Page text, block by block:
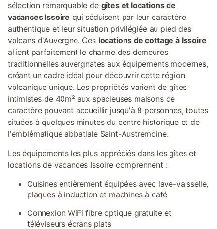
sélection remarquable de gîtes et locations de
vacances Issoire qui séduisent par leur caractère
authentique et leur situation privilégiée au pied des
volcans d'Auvergne. Ces locations de cottage à Issoire
allient parfaitement le charme des demeures
traditionnelles auvergnates aux équipements modernes,
créant un cadre idéal pour découvrir cette région
volcanique unique. Les propriétés varient de gîtes
intimistes de 40m² aux spacieuses maisons de
caractère pouvant accueillir jusqu'à 8 personnes, toutes
situées à quelques minutes du centre historique et de
l'emblématique abbatiale Saint-Austremoine.
Les équipements les plus appréciés dans les gîtes et
locations de vacances Issoire comprennent :
Cuisines entièrement équipées avec lave-vaisselle,
plaques à induction et machines à café
Connexion WiFi fibre optique gratuite et
téléviseurs écrans plats